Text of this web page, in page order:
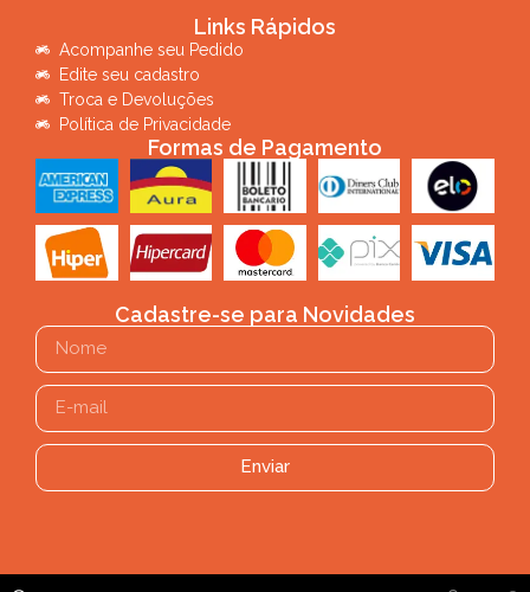
Links Rápidos
Acompanhe seu Pedido
Edite seu cadastro
Troca e Devoluções
Política de Privacidade
Formas de Pagamento
Cadastre-se para Novidades
Enviar